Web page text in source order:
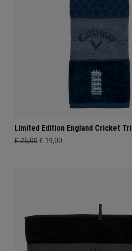
Limited Edition England Cricket
£ 25,00 £ 19,00